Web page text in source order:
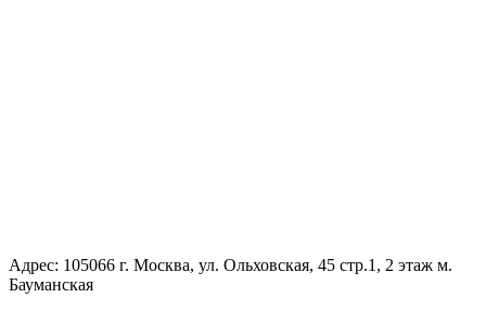
Адрес: 105066 г. Москва, ул. Ольховская, 45 стр.1, 2 этаж м.
Бауманская